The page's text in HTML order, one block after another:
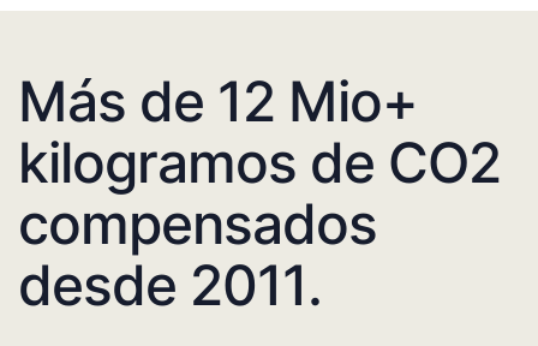
Más de 12 Mio+
kilogramos de CO2
compensados
desde 2011.